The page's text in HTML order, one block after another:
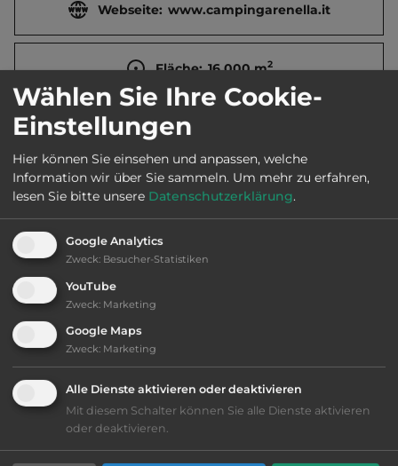
Webseite: www.campingarenella.it
Fläche: 16.000m2
Öffnungszeiten:
Telefon: 0039 0187 825259
Ausstattung
AB-Abfahrt max. 10 km entfernt
Klassifizierung: befriedigend
Lage: schön
Wählen Sie Ihre Cookie-
Einstellungen
Hier können Sie einsehen und anpassen, welche
Information wir über Sie sammeln. Um mehr zu erfahren,
lesen Sie bitte unsere Datenschutzerklärung.
Google Analytics
Zweck: Besucher-Statistiken
YouTube
Zweck: Marketing
Google Maps
Zweck: Marketing
Alle Dienste aktivieren oder deaktivieren
Mit diesem Schalter können Sie alle Dienste aktivieren
oder deaktivieren.